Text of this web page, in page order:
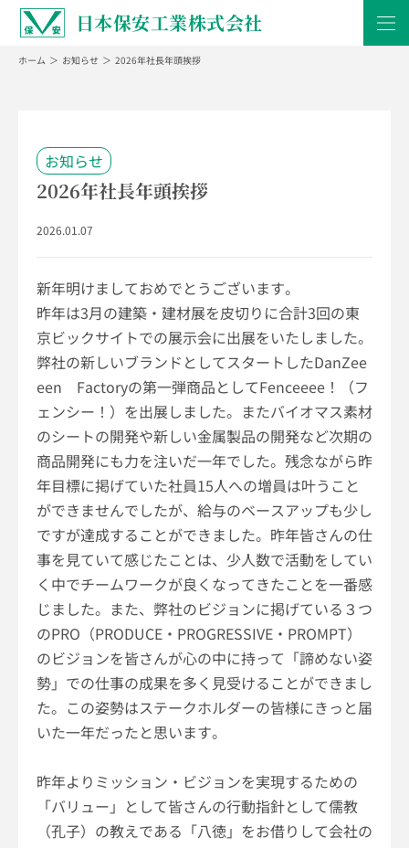
日本保安工業株式会社
ホーム お知らせ 2026年社長年頭挨拶
お知らせ
2026年社長年頭挨拶
2026.01.07
新年明けましておめでとうございます。
昨年は3月の建築・建材展を皮切りに合計3回の東
京ビックサイトでの展示会に出展をいたしました。
弊社の新しいブランドとしてスタートしたDanZee
een
Factoryの第一弾商品としてFenceeee ！（フ
ェンシー！）を出展しました。またバイオマス素材
のシートの開発や新しい金属製品の開発など次期の
商品開発にも力を注いだ一年でした。残念ながら昨
年目標に掲げていた社員15人への増員は叶うこと
ができませんでしたが、給与のベースアップも少し
ですが達成することができました。昨年皆さんの仕
事を見ていて感じたことは、少人数で活動をしてい
く中でチームワークが良くなってきたことを一番感
じました。また、弊社のビジョンに掲げている３つ
のPRO （PRODUCE ・ PROGRESSIVE ・ PROMPT）
のビジョンを皆さんが心の中に持って「諦めない姿
勢」での仕事の成果を多く見受けることができまし
た。この姿勢はステークホルダーの皆様にきっと届
いた一年だったと思います。
昨年よりミッション・ビジョンを実現するための
「バリュー」として皆さんの行動指針として儒教
（孔子）の教えである「八徳」をお借りして会社の